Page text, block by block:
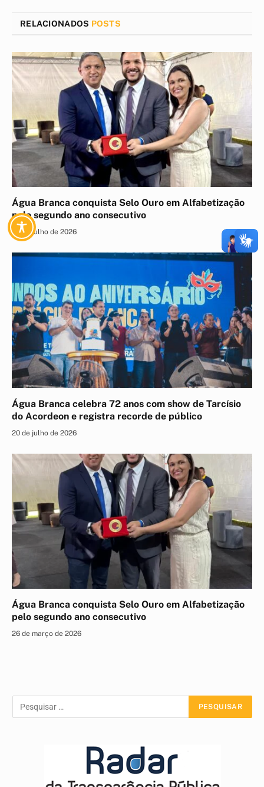
RELACIONADOS POSTS
Água Branca conquista Selo Ouro em Alfabetização
pelo segundo ano consecutivo
20 de julho de 2026
Água Branca celebra 72 anos com show de Tarcísio
do Acordeon e registra recorde de público
20 de julho de 2026
Água Branca conquista Selo Ouro em Alfabetização
pelo segundo ano consecutivo
26 de março de 2026